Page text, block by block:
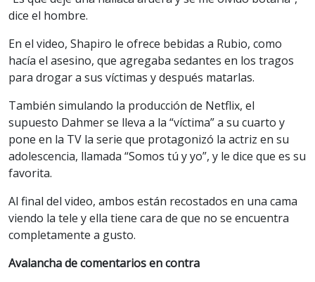
dice el hombre.
En el video, Shapiro le ofrece bebidas a Rubio, como
hacía el asesino, que agregaba sedantes en los tragos
para drogar a sus víctimas y después matarlas.
También simulando la producción de Netflix, el
supuesto Dahmer se lleva a la “víctima” a su cuarto y
pone en la TV la serie que protagonizó la actriz en su
adolescencia, llamada “Somos tú y yo”, y le dice que es su
favorita.
Al final del video, ambos están recostados en una cama
viendo la tele y ella tiene cara de que no se encuentra
completamente a gusto.
Avalancha de comentarios en contra